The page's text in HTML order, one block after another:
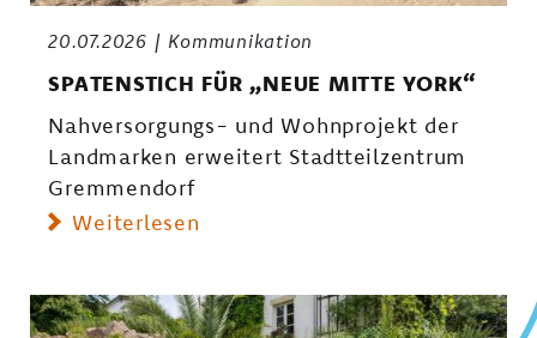
20.07.2026 Kommunikation
SPATENSTICH FÜR „NEUE MITTE YORK“
Nahversorgungs- und Wohnprojekt der
Landmarken erweitert Stadtteilzentrum
Gremmendorf
Weiterlesen